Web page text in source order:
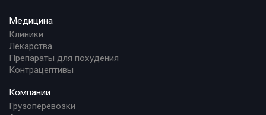
Медицина
Клиники
Лекарства
Препараты для похудения
Контрацептивы
Компании
Грузоперевозки